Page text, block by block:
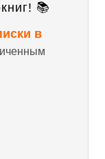
📚
в